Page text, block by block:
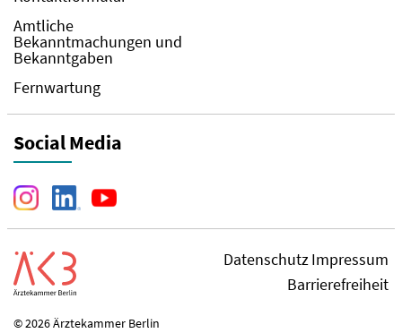
Amtliche
Bekanntmachungen und
Bekanntgaben
Fernwartung
Social Media
DatenschutzImpressum
Barrierefreiheit
© 2026 Ärztekammer Berlin